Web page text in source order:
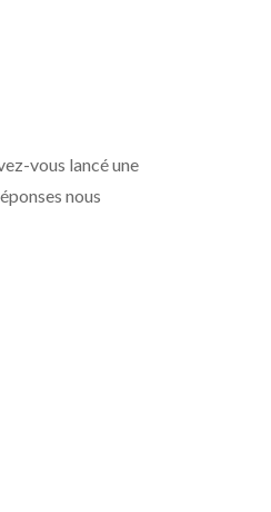
vous lancé une
nous